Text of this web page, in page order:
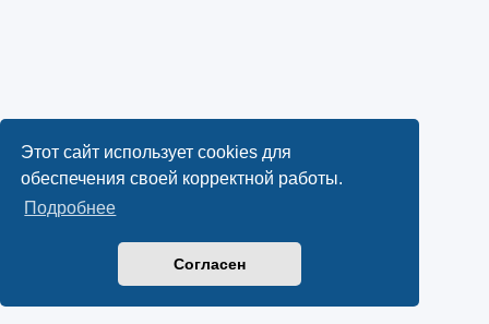
Этот сайт использует cookies для
обеспечения своей корректной работы.
Подробнее
Согласен